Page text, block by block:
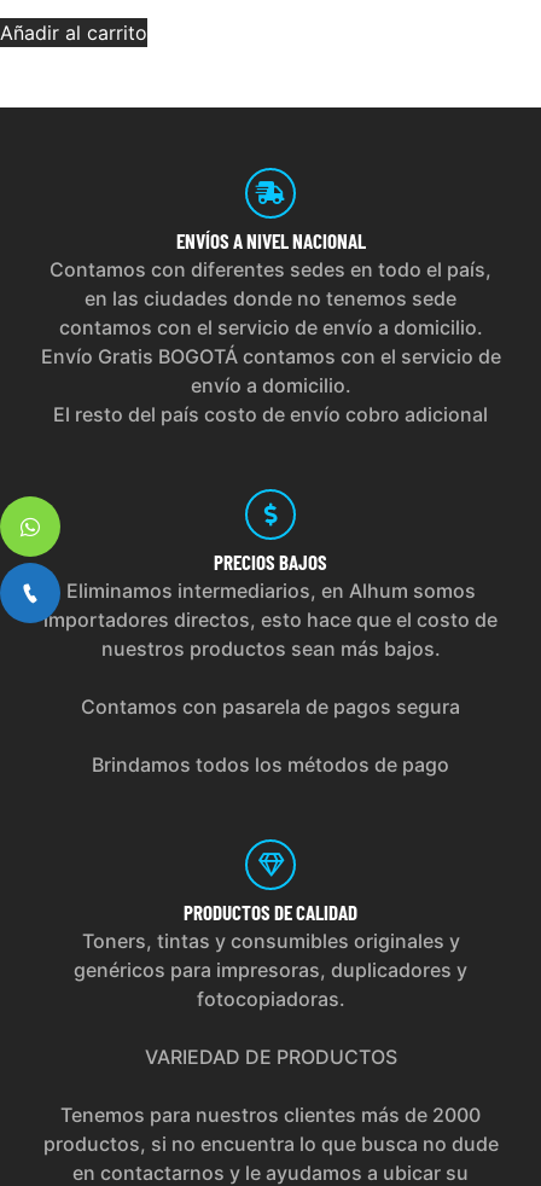
Añadir al carrito
ENVÍOS A NIVEL NACIONAL
Contamos con diferentes sedes en todo el país,
en las ciudades donde no tenemos sede
contamos con el servicio de envío a domicilio.
Envío Gratis BOGOTÁ contamos con el servicio de
envío a domicilio.
El resto del país costo de envío cobro adicional
PRECIOS BAJOS
Eliminamos intermediarios, en Alhum somos
importadores directos, esto hace que el costo de
nuestros productos sean más bajos.
Contamos con pasarela de pagos segura
Brindamos todos los métodos de pago
PRODUCTOS DE CALIDAD
Toners, tintas y consumibles originales y
genéricos para impresoras, duplicadores y
fotocopiadoras.
VARIEDAD DE PRODUCTOS
Tenemos para nuestros clientes más de 2000
productos, si no encuentra lo que busca no dude
en contactarnos y le ayudamos a ubicar su